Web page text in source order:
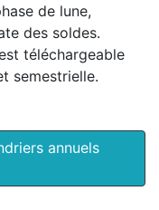
de lune,
des soldes.
téléchargeable
semestrielle.
annuels